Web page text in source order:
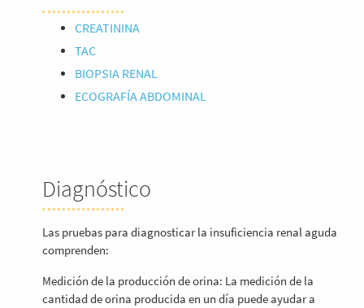
CREATININA
TAC
BIOPSIA RENAL
ECOGRAFÍA ABDOMINAL
Diagnóstico
Las pruebas para diagnosticar la insuficiencia renal aguda
comprenden:
Medición de la producción de orina: La medición de la
cantidad de orina producida en un día puede ayudar a